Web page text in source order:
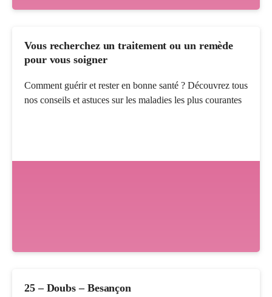
Vous recherchez un traitement ou un remède
pour vous soigner
Comment guérir et rester en bonne santé ? Découvrez tous
nos conseils et astuces sur les maladies les plus courantes
25 – Doubs – Besançon